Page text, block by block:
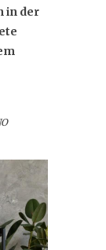
in der